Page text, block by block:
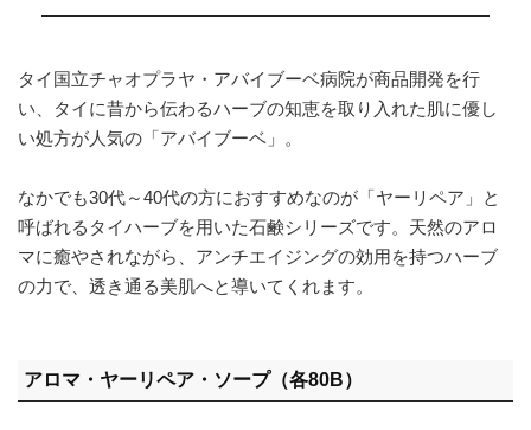
タイ国立チャオプラヤ・アバイブーベ病院が商品開発を行
い、タイに昔から伝わるハーブの知恵を取り入れた肌に優し
い処方が人気の「アバイブーベ」。
なかでも30代～40代の方におすすめなのが「ヤーリペア」と
呼ばれるタイハーブを用いた石鹸シリーズです。天然のアロ
マに癒やされながら、アンチエイジングの効用を持つハーブ
の力で、透き通る美肌へと導いてくれます。
アロマ・ヤーリペア・ソープ（各80B）